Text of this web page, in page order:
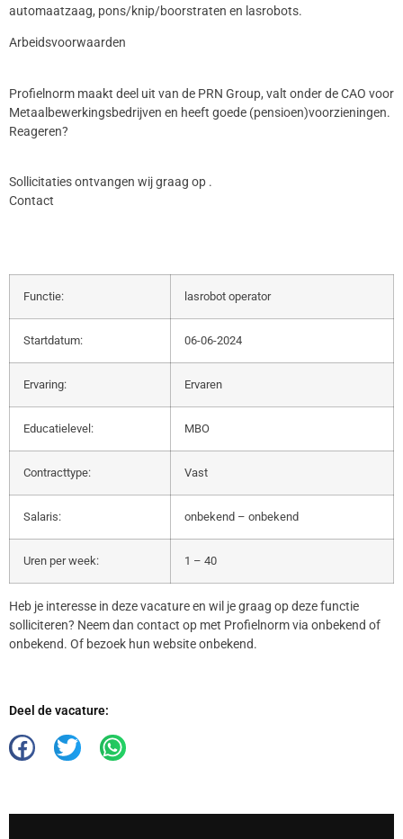
automaatzaag, pons/knip/boorstraten en lasrobots.
Arbeidsvoorwaarden
Profielnorm maakt deel uit van de PRN Group, valt onder de CAO voor
Metaalbewerkingsbedrijven en heeft goede (pensioen)voorzieningen.
Reageren?
Sollicitaties ontvangen wij graag op .
Contact
Functie: lasrobot operator
Startdatum: 06-06-2024
Ervaring: Ervaren
Educatielevel: MBO
Contracttype: Vast
Salaris: onbekend – onbekend
Uren per week: 1 – 40
Heb je interesse in deze vacature en wil je graag op deze functie
solliciteren? Neem dan contact op met Profielnorm via onbekend of
onbekend. Of bezoek hun website onbekend.
Deel de vacature: